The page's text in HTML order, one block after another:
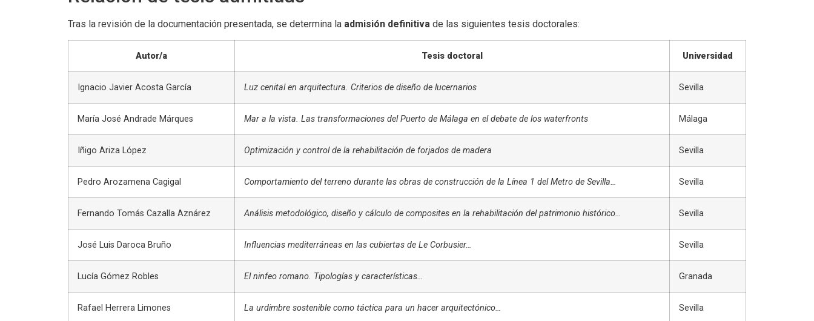
Tras la revisión de la documentación presentada, se determina la admisión definitiva de las siguientes tesis doctorales:
Autor/a Tesis doctoral Universidad
Ignacio Javier Acosta García Luz cenital en arquitectura. Criterios de diseño de lucernarios Sevilla
María José Andrade Márques Mar a la vista. Las transformaciones del Puerto de Málaga en el debate de los waterfronts Málaga
Iñigo Ariza López Optimización y control de la rehabilitación de forjados de madera Sevilla
Pedro Arozamena Cagigal Comportamiento del terreno durante las obras de construcción de la Línea 1 del Metro de Sevilla… Sevilla
Fernando Tomás Cazalla Aznárez Análisis metodológico, diseño y cálculo de composites en la rehabilitación del patrimonio histórico… Sevilla
José Luis Daroca Bruño Influencias mediterráneas en las cubiertas de Le Corbusier… Sevilla
Lucía Gómez Robles El ninfeo romano. Tipologías y características… Granada
Rafael Herrera Limones La urdimbre sostenible como táctica para un hacer arquitectónico… Sevilla